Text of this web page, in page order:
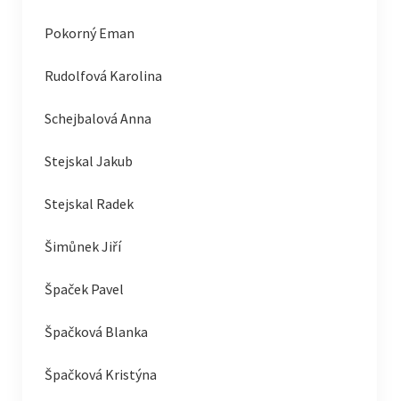
Pokorný Eman
Rudolfová Karolina
Schejbalová Anna
Stejskal Jakub
Stejskal Radek
Šimůnek Jiří
Špaček Pavel
Špačková Blanka
Špačková Kristýna